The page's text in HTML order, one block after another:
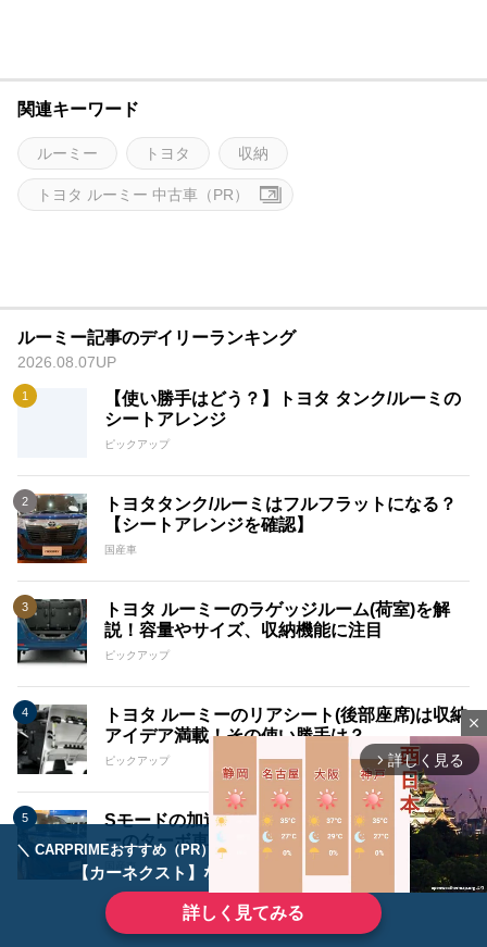
＼ CARPRIMEおすすめ（PR） ／ ディーラーで手放すのはもったいない！
【カーネクスト】ならどんなクルマも高価買取
詳しく見てみる
関連キーワード
ルーミー トヨタ 収納
トヨタ ルーミー 中古車（PR）
ルーミー記事のデイリーランキング
2026.08.07UP
【使い勝手はどう？】トヨタ タンク/ルーミの
シートアレンジ
ピックアップ
トヨタタンク/ルーミはフルフラットになる？
【シートアレンジを確認】
国産車
トヨタ ルーミーのラゲッジルーム(荷室)を解
説！容量やサイズ、収納機能に注目
ピックアップ
トヨタ ルーミーのリアシート(後部座席)は収納
アイデア満載！その使い勝手は？
ピックアップ
Sモードの加速力はどうだった!?トヨタ ルーミ
ーのターボ車の試乗インプレ
国産車
close
arrow_forward_ios 詳しく見る